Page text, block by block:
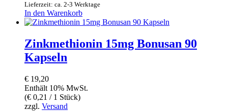
Lieferzeit: ca. 2-3 Werktage
In den Warenkorb
Zinkmethionin 15mg Bonusan 90
Kapseln
€ 19,20
Enthält 10% MwSt.
(€ 0,21 / 1 Stück)
zzgl. Versand